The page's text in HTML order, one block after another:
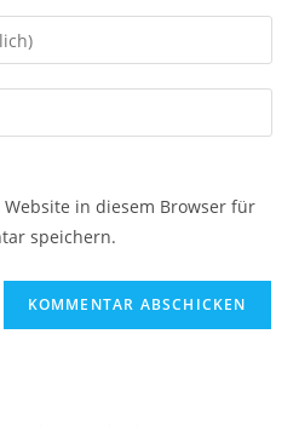
in diesem Browser für
speichern.